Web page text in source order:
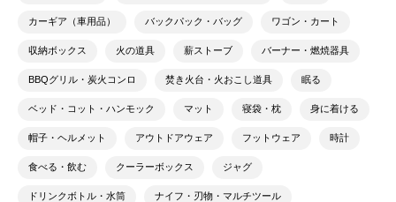
カーギア（車用品） バックパック・バッグ ワゴン・カート
収納ボックス 火の道具 薪ストーブ バーナー・燃焼器具
BBQグリル・炭火コンロ 焚き火台・火おこし道具 眠る
ベッド・コット・ハンモック マット 寝袋・枕 身に着ける
帽子・ヘルメット アウトドアウェア フットウェア 時計
食べる・飲む クーラーボックス ジャグ
ドリンクボトル・水筒 ナイフ・刃物・マルチツール